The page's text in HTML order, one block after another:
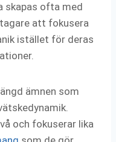
skapas ofta med
att fokusera
istället för deras
ämnen som
och fokuserar lika